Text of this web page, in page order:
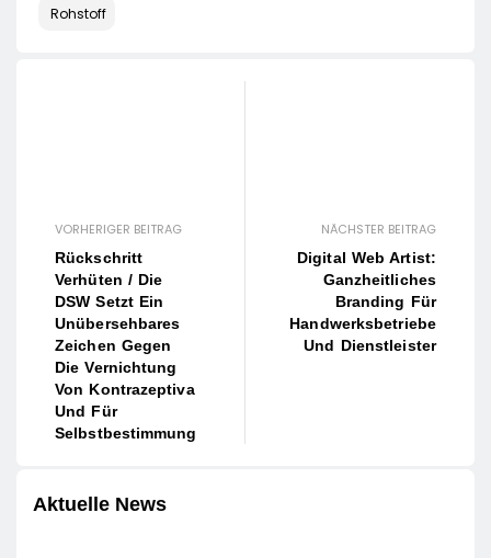
Rohstoff
VORHERIGER BEITRAG
Rückschritt
Verhüten / Die
DSW Setzt Ein
Unübersehbares
Zeichen Gegen
Die Vernichtung
Von Kontrazeptiva
Und Für
Selbstbestimmung
NÄCHSTER BEITRAG
Digital Web Artist:
Ganzheitliches
Branding Für
Handwerksbetriebe
Und Dienstleister
Aktuelle News